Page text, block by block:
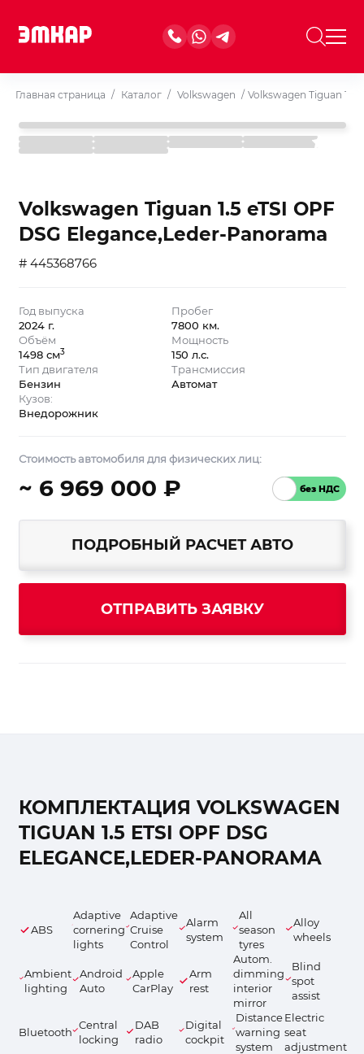
Главная страница / Каталог / Volkswagen / Volkswagen Tiguan 1.5
Volkswagen Tiguan 1.5 eTSI OPF
DSG Elegance,Leder-Panorama
# 445368766
Год выпуска
2024 г.
Пробег
7800 км.
Объём
1498 см3
Мощность
150 л.с.
Тип двигателя
Бензин
Трансмиссия
Автомат
Кузов:
Внедорожник
Стоимость автомобиля для физических лиц:
~ 6 969 000 ₽
ПОДРОБНЫЙ РАСЧЕТ АВТО
ОТПРАВИТЬ ЗАЯВКУ
КОМПЛЕКТАЦИЯ VOLKSWAGEN
TIGUAN 1.5 ETSI OPF DSG
ELEGANCE,LEDER-PANORAMA
ABS
Adaptive
cornering
lights
Adaptive
Cruise
Control
Alarm
system
All
season
tyres
Alloy
wheels
Ambient
lighting
Android
Auto
Apple
CarPlay
Arm
rest
Autom.
dimming
interior
mirror
Blind
spot
assist
Bluetooth
Central
locking
DAB
radio
Digital
cockpit
Distance
warning
system
Electric
seat
adjustment